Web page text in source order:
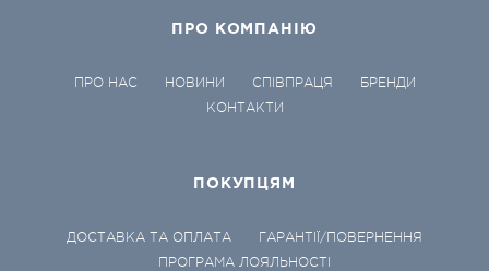
ПРО КОМПАНІЮ
ПРО НАС НОВИНИ СПІВПРАЦЯ
БРЕНДИ
КОНТАКТИ
ПОКУПЦЯМ
ДОСТАВКА ТА ОПЛАТА
ГАРАНТІЇ/ПОВЕРНЕННЯ
ПРОГРАМА ЛОЯЛЬНОСТІ